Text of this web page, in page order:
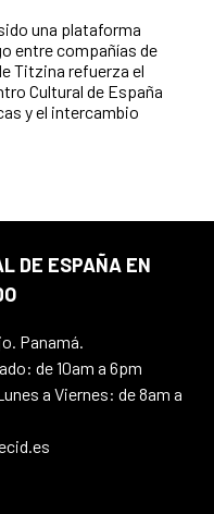
una plataforma
entre compañías de
Titzina refuerza el
Cultural de España
y el intercambio
DE ESPAÑA EN
Panamá.
de 10am a 6pm
a Viernes: de 8am a